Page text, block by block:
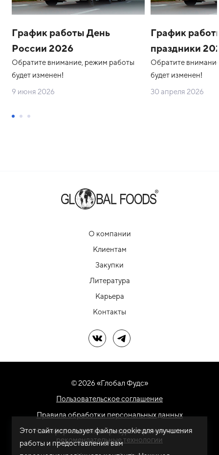
График работы День
России 2026
Обратите внимание, режим работы
будет изменен!
9 июня 2026
График
праздники
Обратите
будет изменен!
30 апреля 2026
О компании
Клиентам
Закупки
Литература
Карьера
Контакты
Мы в ВКМы в Telegram
© 2026 «Глобал Фудс»
Пользовательское соглашение
Правила обработки персональных данных
На информационном ресурсе применяются
рекомендательные технологии
Этот сайт использует файлы cookie для улучшения
работы и предоставления вам